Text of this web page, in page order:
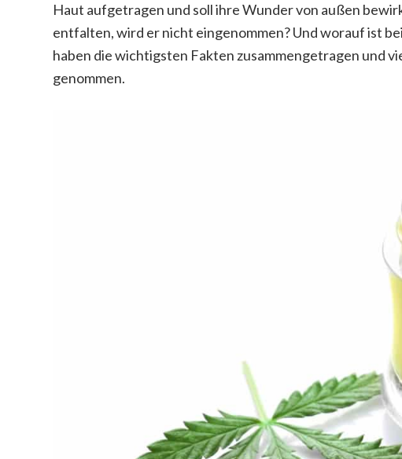
Haut aufgetragen und soll ihre Wunder von außen
entfalten, wird er nicht eingenommen? Und worauf ist
haben die wichtigsten Fakten zusammengetragen und
genommen.